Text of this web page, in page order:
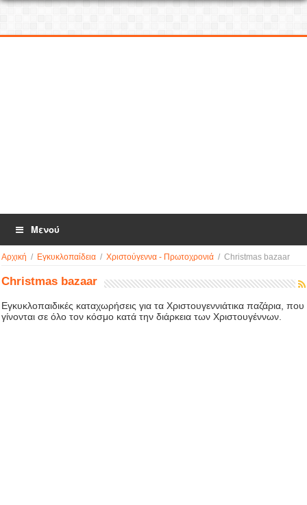
Μενού
Αρχική / Εγκυκλοπαίδεια / Χριστούγεννα - Πρωτοχρονιά / Christmas bazaar
Christmas bazaar
Εγκυκλοπαιδικές καταχωρήσεις για τα Χριστουγεννιάτικα παζάρια, που
γίνονται σε όλο τον κόσμο κατά την διάρκεια των Χριστουγέννων.